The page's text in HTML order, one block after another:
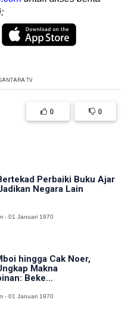
TV
0 0
Perbaiki Buku Ajar
Negara Lain
- 01 Januari 1970
hingga Cak Noer,
Makna
Beke...
- 01 Januari 1970